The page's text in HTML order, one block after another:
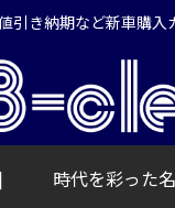
引き納期など新車購入
時代を彩った